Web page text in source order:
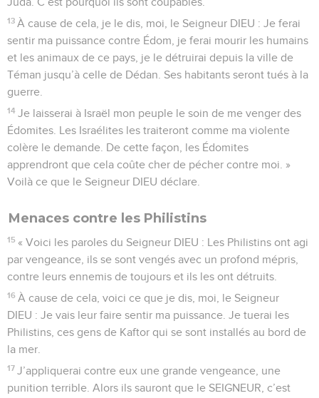
13 À cause de cela, je le dis, moi, le Seigneur DIEU : Je ferai
sentir ma puissance contre Édom, je ferai mourir les humains
et les animaux de ce pays, je le détruirai depuis la ville de
Téman jusqu’à celle de Dédan. Ses habitants seront tués à la
guerre.
14 Je laisserai à Israël mon peuple le soin de me venger des
Édomites. Les Israélites les traiteront comme ma violente
colère le demande. De cette façon, les Édomites
apprendront que cela coûte cher de pécher contre moi. »
Voilà ce que le Seigneur DIEU déclare.
Menaces contre les Philistins
15 « Voici les paroles du Seigneur DIEU : Les Philistins ont agi
par vengeance, ils se sont vengés avec un profond mépris,
contre leurs ennemis de toujours et ils les ont détruits.
16 À cause de cela, voici ce que je dis, moi, le Seigneur
DIEU : Je vais leur faire sentir ma puissance. Je tuerai les
Philistins, ces gens de Kaftor qui se sont installés au bord de
la mer.
17 J’appliquerai contre eux une grande vengeance, une
punition terrible. Alors ils sauront que le SEIGNEUR, c’est